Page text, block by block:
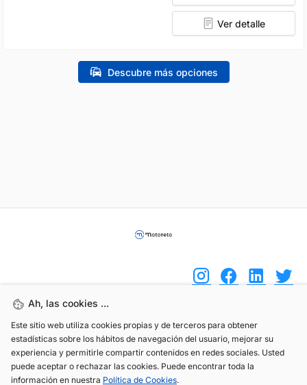
Ver detalle
Descubre más opciones
Ah, las cookies ...
Este sitio web utiliza cookies propias y de terceros para obtener
estadísticas sobre los hábitos de navegación del usuario, mejorar su
experiencia y permitirle compartir contenidos en redes sociales. Usted
puede aceptar o rechazar las cookies. Puede encontrar toda la
información en nuestra Política de Cookies.
(+34) 744 408 070
info@motoreto.com